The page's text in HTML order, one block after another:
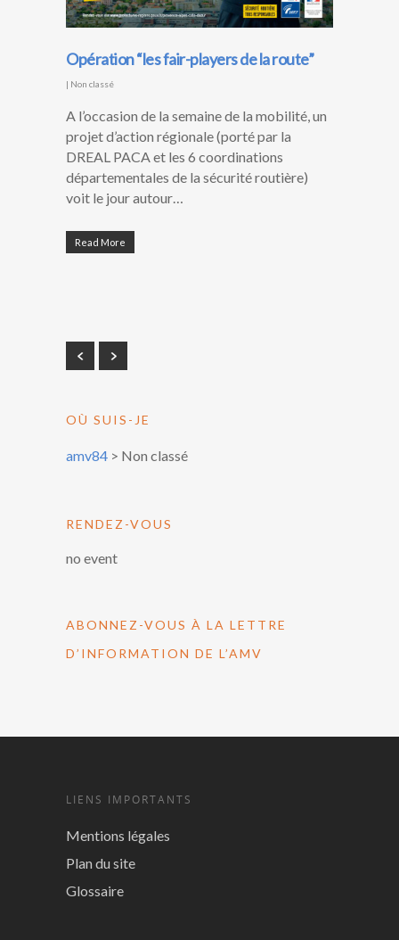
Opération “les fair-players de la route”
| Non classé
A l’occasion de la semaine de la mobilité, un
projet d’action régionale (porté par la
DREAL PACA et les 6 coordinations
départementales de la sécurité routière)
voit le jour autour…
Read More
OÙ SUIS-JE
amv84 > Non classé
RENDEZ-VOUS
no event
ABONNEZ-VOUS À LA LETTRE
D’INFORMATION DE L’AMV
LIENS IMPORTANTS
Mentions légales
Plan du site
Glossaire